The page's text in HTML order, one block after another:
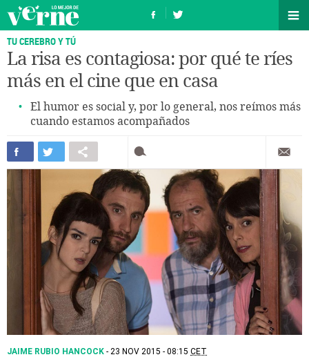
TU CEREBRO Y TÚ
La risa es contagiosa: por qué te ríes
más en el cine que en casa
El humor es social y, por lo general, nos reímos más
cuando estamos acompañados
JAIME RUBIO HANCOCK 23 NOV 2015 - 08:15 CET